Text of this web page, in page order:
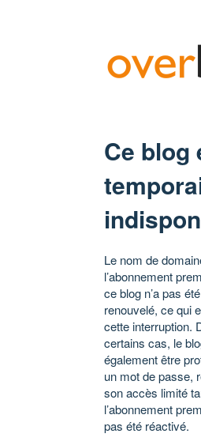
Ce blog
Le nom de
l’abonnement
ce blog n’a pas été
renouvelé, ce qui
cette interruption.
certains cas, le
également être
un mot de passe,
son accès limité
l’abonnement
pas été réactivé.